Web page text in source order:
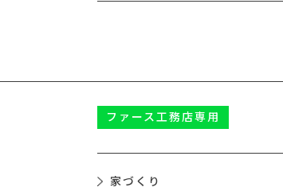
ファース工務店専用
家づくり